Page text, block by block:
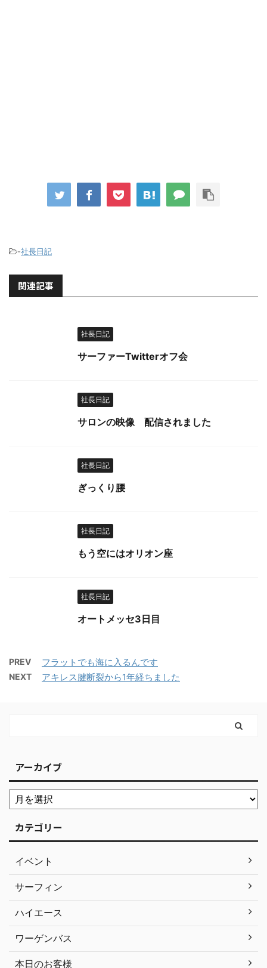
-社長日記
関連記事
社長日記
サーファーTwitterオフ会
社長日記
サロンの映像 配信されました
社長日記
ぎっくり腰
社長日記
もう空にはオリオン座
社長日記
オートメッセ3日目
PREV フラットでも海に入るんです
NEXT アキレス腱断裂から1年経ちました
アーカイブ
カテゴリー
イベント
サーフィン
ハイエース
ワーゲンバス
本日のお客様